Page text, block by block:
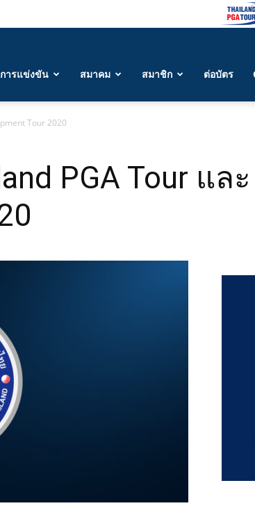
การแข่งขัน สมาคม สมาชิก ต่อบัตร
Tour 2020
PGA Tour และ